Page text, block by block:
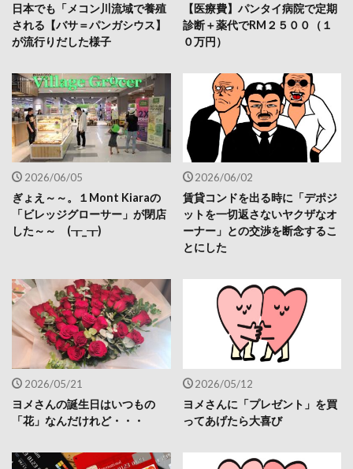
日本でも「メコン川流域で養殖
される【バサ＝パンガシウス】
が流行りだした様子
【医療費】パンタイ病院で定期
診断＋薬代でRM２５００（１
０万円）
2026/06/05
ぎょえ～～。１Mont Kiaraの
「ビレッジグローサー」が閉店
した～～ (┰_┰)
2026/06/02
賃貸コンドを出る時に「デポジ
ットを一切返さないヤクザなオ
ーナー」との交渉を断念するこ
とにした
2026/05/21
ヨメさんの誕生日はいつもの
「花」なんだけれど・・・
2026/05/12
ヨメさんに「プレゼント」を買
ってあげたら大喜び